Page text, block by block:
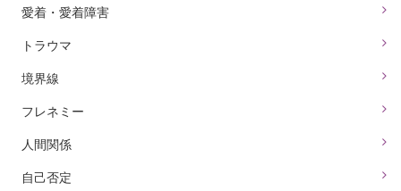
愛着・愛着障害
トラウマ
境界線
フレネミー
人間関係
自己否定